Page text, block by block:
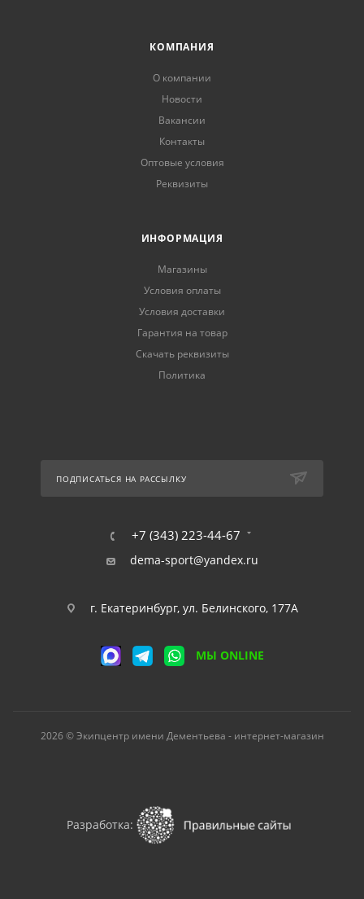
КОМПАНИЯ
О компании
Новости
Вакансии
Контакты
Оптовые условия
Реквизиты
ИНФОРМАЦИЯ
Магазины
Условия оплаты
Условия доставки
Гарантия на товар
Скачать реквизиты
Политика
ПОДПИСАТЬСЯ НА РАССЫЛКУ
+7 (343) 223-44-67
dema-sport@yandex.ru
г. Екатеринбург, ул. Белинского, 177А
МЫ ONLINE
2026 © Экипцентр имени Дементьева - интернет-магазин
Разработка: